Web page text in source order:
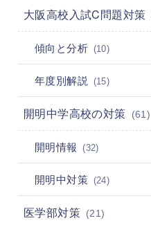
大阪高校入試C問題対策
傾向と分析 (10)
年度別解説 (15)
開明中学高校の対策 (61)
開明情報 (32)
開明中対策 (24)
医学部対策 (21)